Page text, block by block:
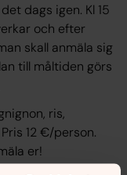
dags igen. Kl 15
och efter
skall anmäla sig
till måltiden görs
ris,
12 €/person.
er!